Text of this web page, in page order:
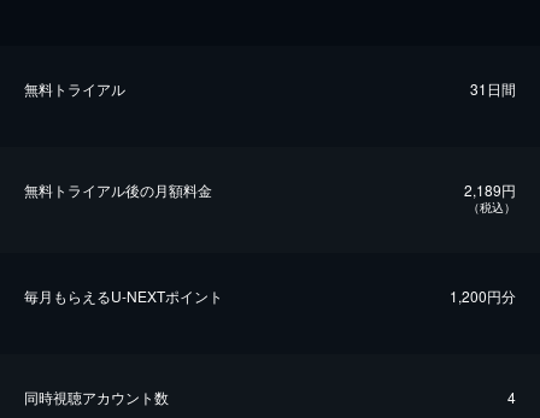
無料トライアル 31日間
無料トライアル後の⽉額料金 2,189円
（税込）
毎⽉もらえるU-NEXTポイント 1,200円分
同時視聴アカウント数 4